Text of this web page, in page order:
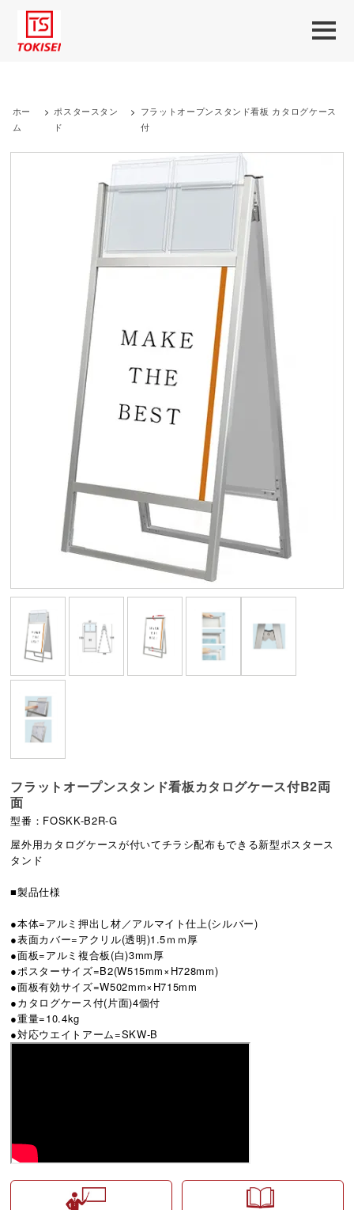
ホー
ム
> ポスタースタン
ド
> フラットオープンスタンド看板 カタログケース
付
フラットオープンスタンド看板カタログケース付B2両
面
型番：FOSKK-B2R-G
屋外用カタログケースが付いてチラシ配布もできる新型ポスタース
タンド
■製品仕様
●本体=アルミ押出し材／アルマイト仕上(シルバー)
●表面カバー=アクリル(透明)1.5ｍｍ厚
●面板=アルミ複合板(白)3mm厚
●ポスターサイズ=B2(W515mm×H728mm)
●面板有効サイズ=W502mm×H715mm
●カタログケース付(片面)4個付
●重量=10.4kg
●対応ウエイトアーム=SKW-B